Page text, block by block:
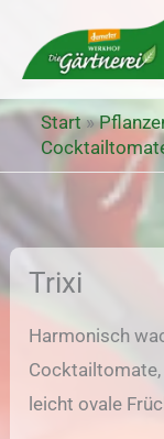
Inhalt
springen
Start»
Trixi
Harmonisch
leicht ovale